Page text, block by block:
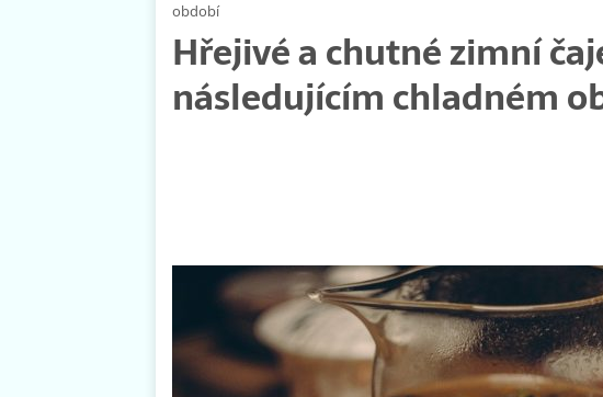
období
Hřejivé a chutné zimní
následujícím chladném